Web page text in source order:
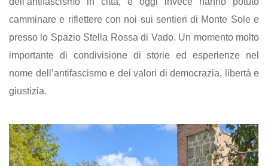
camminare e riflettere con noi sui sentieri di Monte Sole e
presso lo Spazio Stella Rossa di Vado. Un momento molto
importante di condivisione di storie ed esperienze nel
nome dell’antifascismo e dei valori di democrazia, libertà e
giustizia.